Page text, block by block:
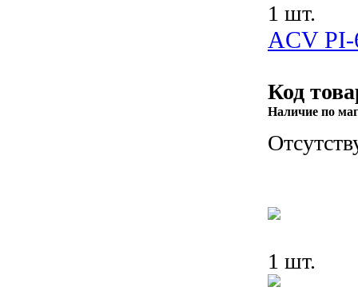
1 шт.
ACV PI-
Код
Наличие по
1 шт.